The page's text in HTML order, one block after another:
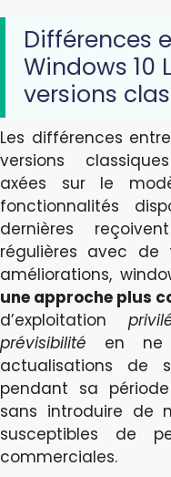
Différences
Windows 10
versions
Les différences
versions
axées sur le
fonctionnalités
dernières
régulières avec de
améliorations,
une approche plus
d’exploitation
prévisibilité en ne
actualisations de
pendant sa
sans introduire de
susceptibles de
commerciales.